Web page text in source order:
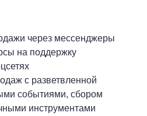
через мессенджеры
на поддержку
с разветвленной
событиями, сбором
инструментами